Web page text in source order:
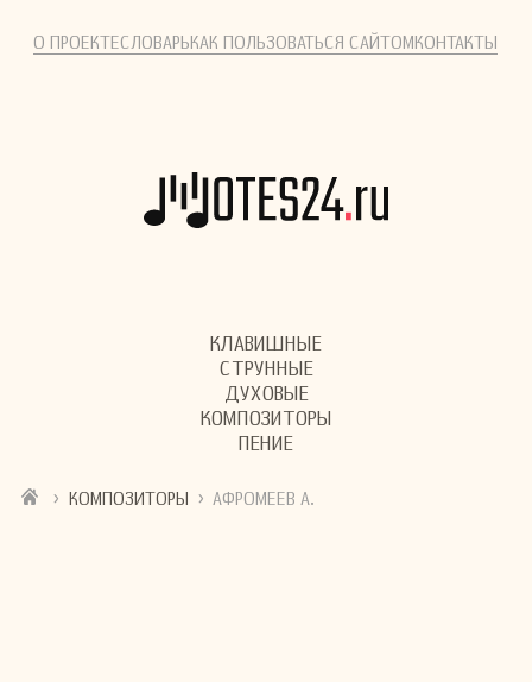
О ПРОЕКТЕСЛОВАРЬКАК ПОЛЬЗОВАТЬСЯ САЙТОМКОНТАКТЫ
КЛАВИШНЫЕ
СТРУННЫЕ
ДУХОВЫЕ
КОМПОЗИТОРЫ
ПЕНИЕ
› КОМПОЗИТОРЫ › АФРОМЕЕВ А.